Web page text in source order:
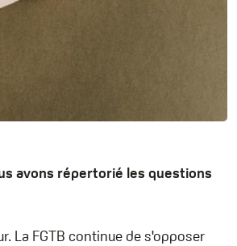
avons répertorié les questions
La FGTB continue de s'opposer